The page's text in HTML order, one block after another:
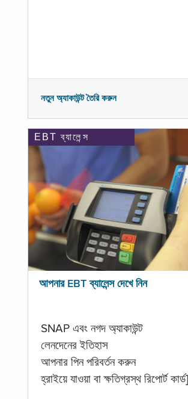
নতুন অ্যাকাউন্ট তৈরি করুন
EBT ব্যালেন্স
আপনার EBT ব্যালেন্স দেখে নিন
SNAP এবং নগদ অ্যাকাউন্ট
লেনদেনের ইতিহাস
আপনার পিন পরিবর্তন করুন
হ্রাইয়ে যাওয়া বা ক্ষতিগ্রস্থ রিপোর্ট কার্ড]